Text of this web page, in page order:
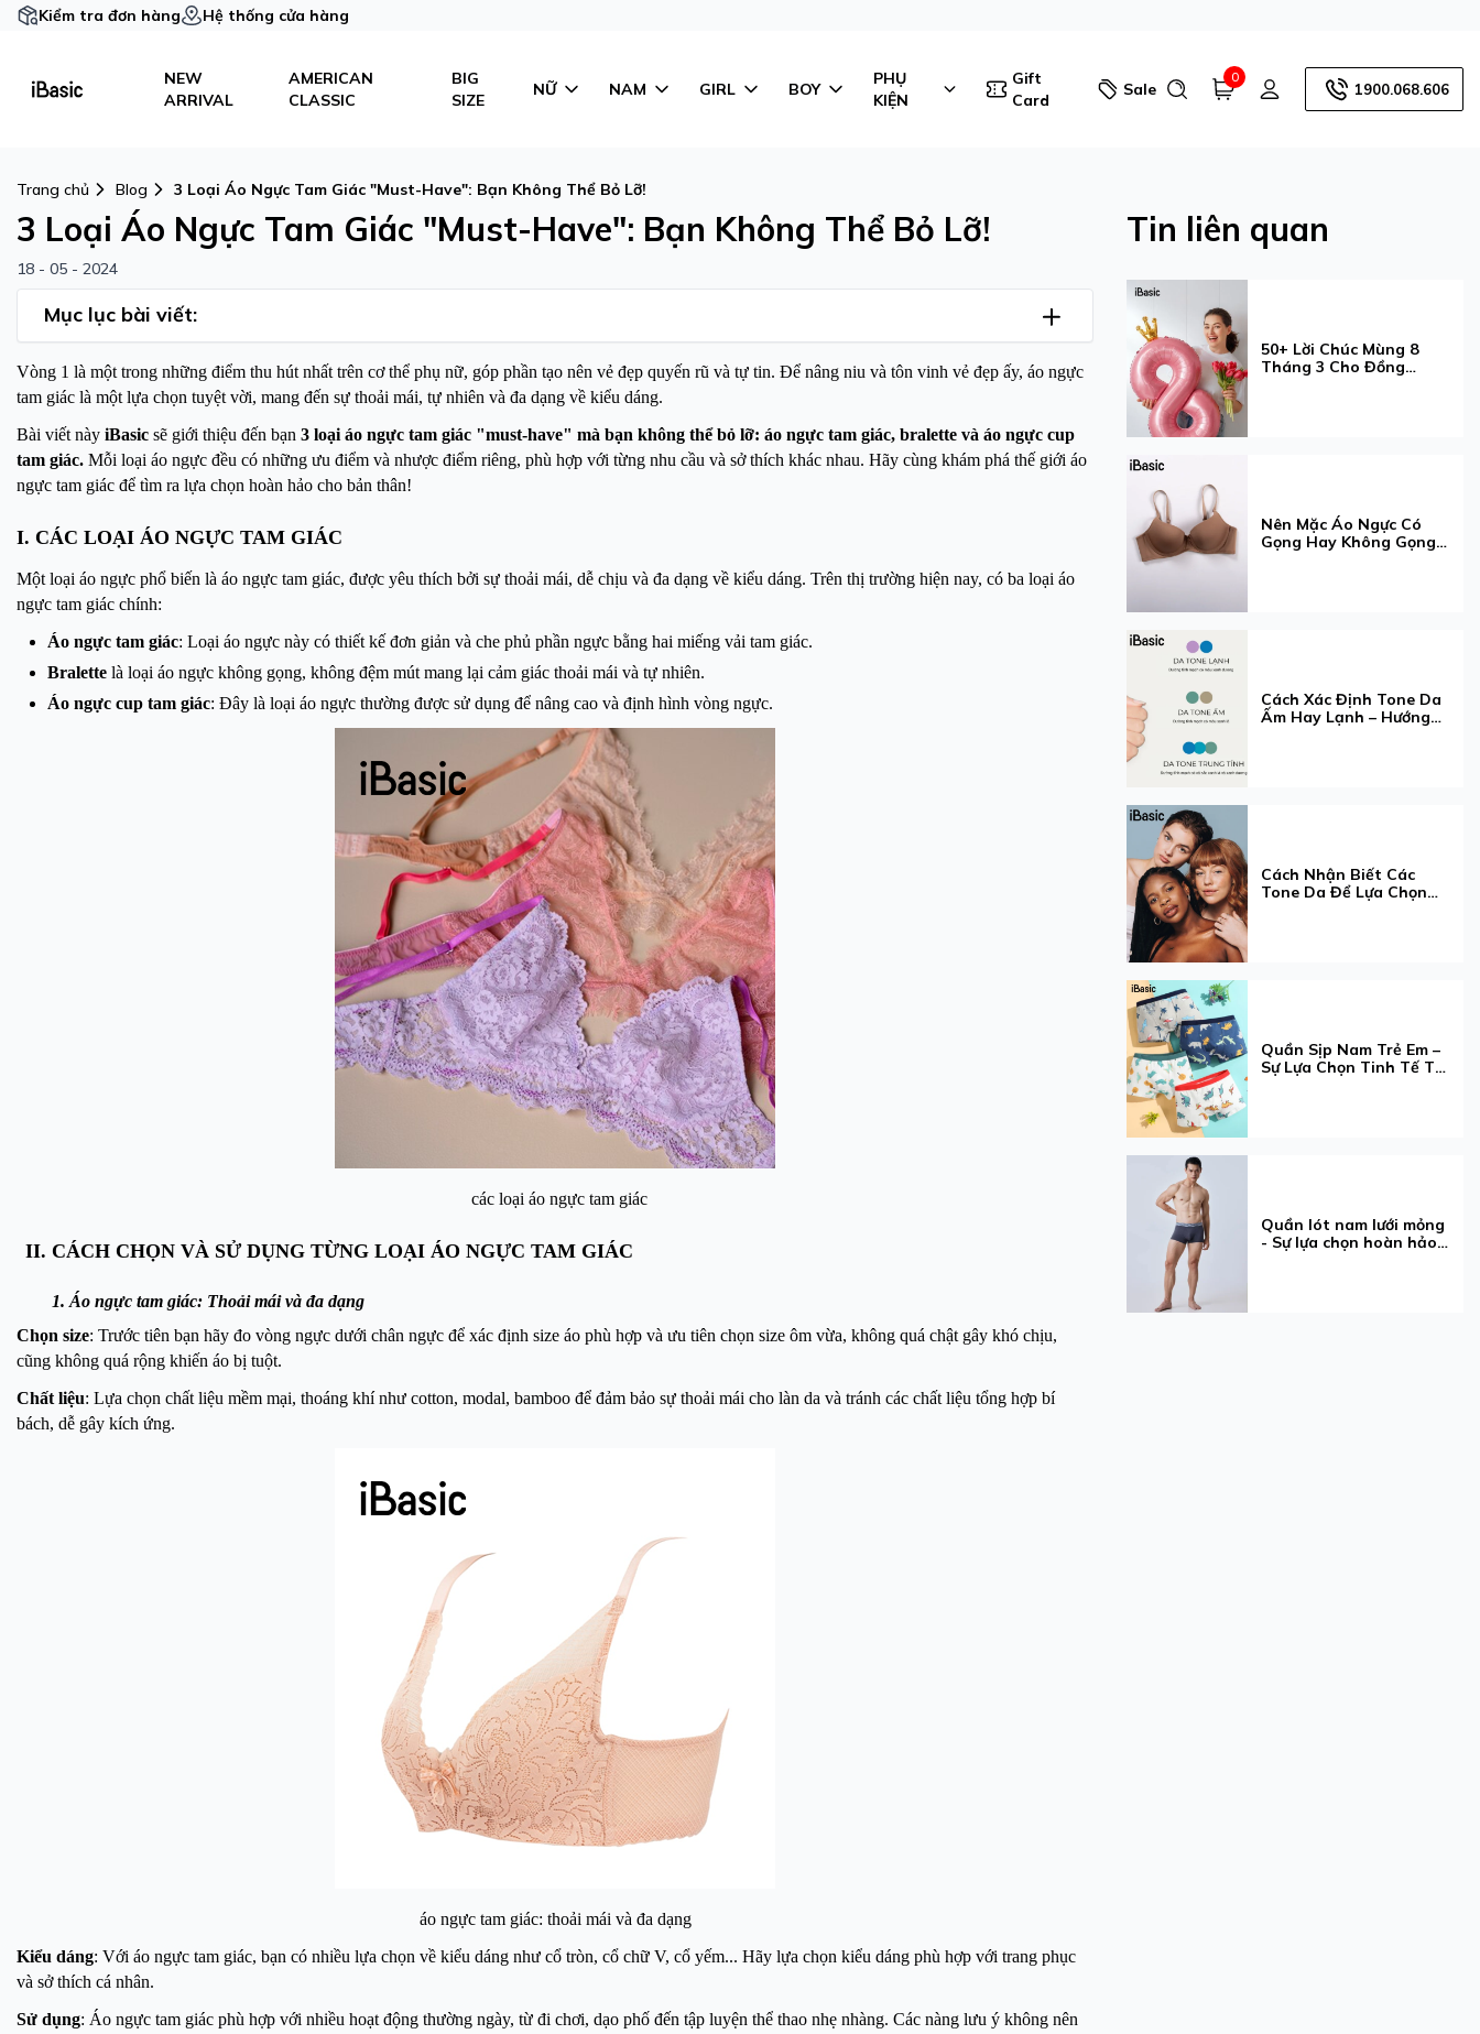
Kiểm tra đơn hàng Hệ thống cửa hàng
NEW
ARRIVAL
AMERICAN
CLASSIC
BIG
SIZE
NỮ NAM GIRL BOY
PHỤ
KIỆN
Gift
Card
Sale
0
1900.068.606
Trang chủ Blog 3 Loại Áo Ngực Tam Giác "Must-Have": Bạn Không Thể Bỏ Lỡ!
3 Loại Áo Ngực Tam Giác "Must-Have": Bạn Không Thể Bỏ Lỡ!
18 - 05 - 2024
Mục lục bài viết:
Vòng 1 là một trong những điểm thu hút nhất trên cơ thể phụ nữ, góp phần tạo nên vẻ đẹp quyến rũ và tự tin. Để nâng niu và tôn vinh vẻ đẹp ấy, áo ngực
tam giác là một lựa chọn tuyệt vời, mang đến sự thoải mái, tự nhiên và đa dạng về kiểu dáng.
Bài viết này iBasic sẽ giới thiệu đến bạn 3 loại áo ngực tam giác "must-have" mà bạn không thể bỏ lỡ: áo ngực tam giác, bralette và áo ngực cup
tam giác. Mỗi loại áo ngực đều có những ưu điểm và nhược điểm riêng, phù hợp với từng nhu cầu và sở thích khác nhau. Hãy cùng khám phá thế giới áo
ngực tam giác để tìm ra lựa chọn hoàn hảo cho bản thân!
I. CÁC LOẠI ÁO NGỰC TAM GIÁC
Một loại áo ngực phổ biến là áo ngực tam giác, được yêu thích bởi sự thoải mái, dễ chịu và đa dạng về kiểu dáng. Trên thị trường hiện nay, có ba loại áo
ngực tam giác chính:
Áo ngực tam giác: Loại áo ngực này có thiết kế đơn giản và che phủ phần ngực bằng hai miếng vải tam giác.
Bralette là loại áo ngực không gọng, không đệm mút mang lại cảm giác thoải mái và tự nhiên.
Áo ngực cup tam giác: Đây là loại áo ngực thường được sử dụng để nâng cao và định hình vòng ngực.
các loại áo ngực tam giác
II. CÁCH CHỌN VÀ SỬ DỤNG TỪNG LOẠI ÁO NGỰC TAM GIÁC
1. Áo ngực tam giác: Thoải mái và đa dạng
Chọn size: Trước tiên bạn hãy đo vòng ngực dưới chân ngực để xác định size áo phù hợp và ưu tiên chọn size ôm vừa, không quá chật gây khó chịu,
cũng không quá rộng khiến áo bị tuột.
Chất liệu: Lựa chọn chất liệu mềm mại, thoáng khí như cotton, modal, bamboo để đảm bảo sự thoải mái cho làn da và tránh các chất liệu tổng hợp bí
bách, dễ gây kích ứng.
áo ngực tam giác: thoải mái và đa dạng
Kiểu dáng: Với áo ngực tam giác, bạn có nhiều lựa chọn về kiểu dáng như cổ tròn, cổ chữ V, cổ yếm... Hãy lựa chọn kiểu dáng phù hợp với trang phục
và sở thích cá nhân.
Sử dụng: Áo ngực tam giác phù hợp với nhiều hoạt động thường ngày, từ đi chơi, dạo phố đến tập luyện thể thao nhẹ nhàng. Các nàng lưu ý không nên
Tin liên quan
50+ Lời Chúc Mùng 8
Tháng 3 Cho Đồng
Nên Mặc Áo Ngực Có
Gọng Hay Không Gọng?
Cách Xác Định Tone Da
Ấm Hay Lạnh – Hướng
Cách Nhận Biết Các
Tone Da Để Lựa Chọn
Quần Sịp Nam Trẻ Em –
Sự Lựa Chọn Tinh Tế Từ
Quần lót nam lưới mỏng
- Sự lựa chọn hoàn hảo